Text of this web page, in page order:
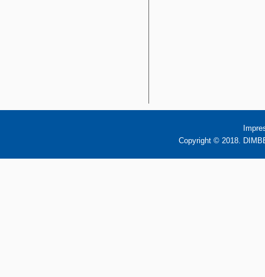
Copyright © 2018.